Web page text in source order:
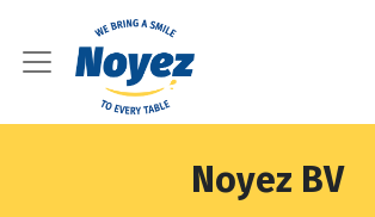
Noyez BV